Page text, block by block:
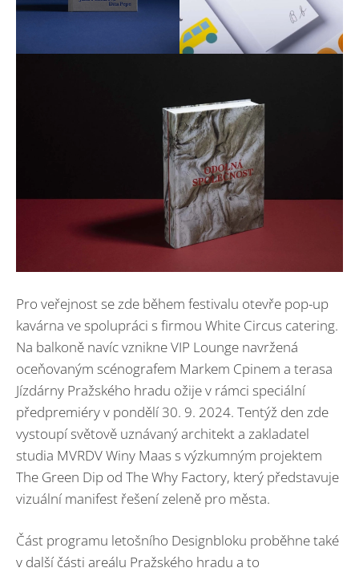
Pro veřejnost se zde během festivalu otevře pop-up
kavárna ve spolupráci s firmou White Circus catering.
Na balkoně navíc vznikne VIP Lounge navržená
oceňovaným scénografem Markem Cpinem a terasa
Jízdárny Pražského hradu ožije v rámci speciální
předpremiéry v pondělí 30. 9. 2024. Tentýž den zde
vystoupí světově uznávaný architekt a zakladatel
studia MVRDV Winy Maas s výzkumným projektem
The Green Dip od The Why Factory, který představuje
vizuální manifest řešení zeleně pro města.
Část programu letošního Designbloku proběhne také
v další části areálu Pražského hradu a to